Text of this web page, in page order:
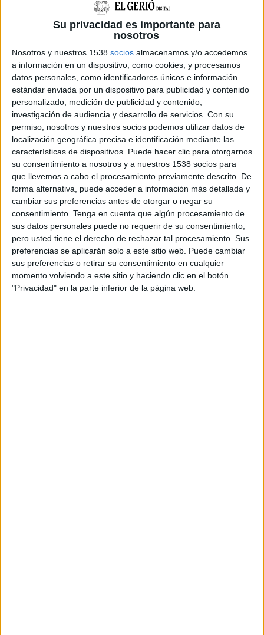
Su privacidad es importante para
nosotros
Nosotros y nuestros 1538 socios almacenamos y/o accedemos
a información en un dispositivo, como cookies, y procesamos
datos personales, como identificadores únicos e información
estándar enviada por un dispositivo para publicidad y contenido
personalizado, medición de publicidad y contenido,
investigación de audiencia y desarrollo de servicios. Con su
permiso, nosotros y nuestros socios podemos utilizar datos de
localización geográfica precisa e identificación mediante las
características de dispositivos. Puede hacer clic para otorgarnos
su consentimiento a nosotros y a nuestros 1538 socios para
que llevemos a cabo el procesamiento previamente descrito. De
forma alternativa, puede acceder a información más detallada y
cambiar sus preferencias antes de otorgar o negar su
consentimiento. Tenga en cuenta que algún procesamiento de
sus datos personales puede no requerir de su consentimiento,
pero usted tiene el derecho de rechazar tal procesamiento. Sus
preferencias se aplicarán solo a este sitio web. Puede cambiar
sus preferencias o retirar su consentimiento en cualquier
momento volviendo a este sitio y haciendo clic en el botón
"Privacidad" en la parte inferior de la página web.
La pluja serà protagonista fins dimecres a diversos punts de
Catalunya amb registres previstos de fins a 20 litres per
metre quadrat en mitja hora, segons l’avís emès pel Servei ...
Notícia
Avís per forts xàfecs al final del dijous i
durant la matinada i tarda del
divendres
El Servei Meteorològic de Catalunya (SMC) ha emès un avís
per intensitat de la pluja que està previst arribi a la
demarcació de Girona a finals de demà dijous ...